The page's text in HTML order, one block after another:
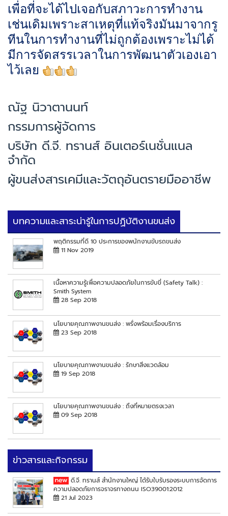
เพื่อที่จะได้ไปเจอกับสภาวะการทำงาน
เช่นเดิมเพราะสาเหตุที่แท้จริงมันมาจากรู
ทีนในการทำงานที่ไม่ถูกต้องเพราะไม่ได้
มีการจัดสรรเวลาในการพัฒนาตัวเองเอา
ไว้เลย
ณัฐ นิวาตานนท์
กรรมการผู้จัดการ
บริษัท ดี.จี. ทรานส์ อินเตอร์เนชั่นแนล
จำกัด
ผู้ขนส่งสารเคมีและวัตถุอันตรายมืออาชีพ
บทความและสาระน่ารู้ในการปฏิบัติงานขนส่ง
พฤติกรรมที่ดี 10 ประการของพนักงานขับรถขนส่ง
11 Nov 2019
เนื้อหาความรู้เพื่อความปลอดภัยในการขับขี่ (Safety Talk) :
Smith System
28 Sep 2018
นโยบายคุณภาพงานขนส่ง : พรั่งพร้อมเรื่องบริการ
23 Sep 2018
นโยบายคุณภาพงานขนส่ง : รักษาสิ่งแวดล้อม
19 Sep 2018
นโยบายคุณภาพงานขนส่ง : ถึงที่หมายตรงเวลา
09 Sep 2018
ข่าวสารและกิจกรรม
ดี.จี. ทรานส์ สำนักงานใหญ่ ได้รับใบรับรองระบบการจัดการ
ความปลอดภัยการจราจรทางถนน ISO39001:2012
21 Jul 2023